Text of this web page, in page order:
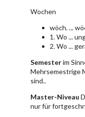
Wochen
wöch. ...
1. Wo ...
2. Wo ...
Semesterim
Mehrsemestrige
sind..
Master-Niveau
nur für